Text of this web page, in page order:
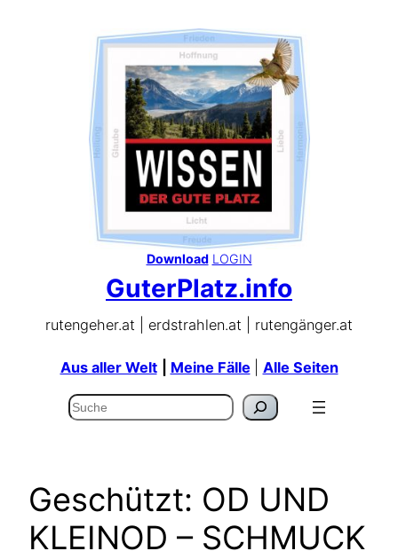
Download LOGIN
GuterPlatz.info
rutengeher.at | erdstrahlen.at | rutengänger.at
Aus aller Welt Meine Fälle Alle Seiten
Suchen
Geschützt: OD UND
KLEINOD – SCHMUCK